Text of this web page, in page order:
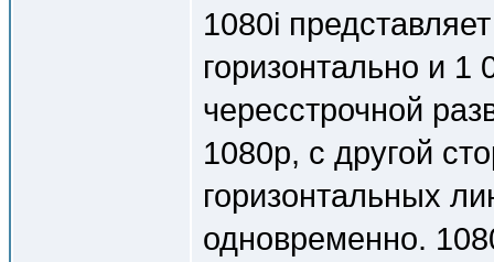
1080i
горизонтально и 1
чересстрочной
1080p, с другой
горизонтальных
одновременно.